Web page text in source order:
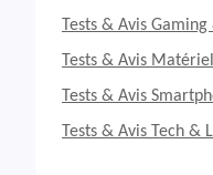
Tests & Avis
Tests & Avis
Tests & Avis
Tests & Avis Tech &